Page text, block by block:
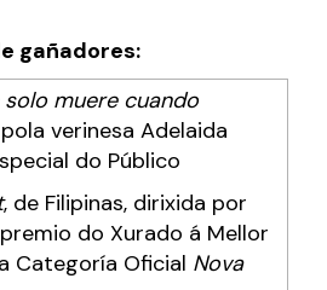
gañadores:
solo muere cuando
verinesa Adelaida
do Público
, de Filipinas, dirixida por
do Xurado á Mellor
Categoría Oficial Nova